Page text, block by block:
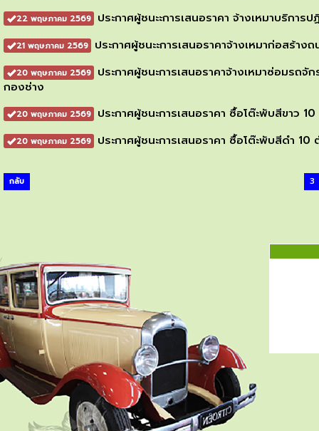
22 พฤษภาคม 2569 ประกาศผู้ชนะะการเสนอราคา จ้างเหมาบริก
21 พฤษภาคม 2569 ประกาศผู้ชนะะการเสนอราคาจ้างเหมาก่อส
20 พฤษภาคม 2569 ประกาศผู้ชนะการเสนอราคาจ้างเหมาซ่อมรถ
กองช่าง
20 พฤษภาคม 2569 ประกาศผู้ชนะการเสนอราคา ซื้อโต๊ะพับสีขาว
20 พฤษภาคม 2569 ประกาศผู้ชนะการเสนอราคา ซื้อโต๊ะพับสีดำ 10
กลับ 3